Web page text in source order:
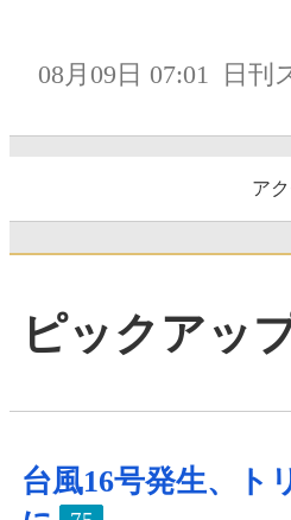
08月09日 07:01 日刊
ア
ピックアッ
台風16号発生、ト